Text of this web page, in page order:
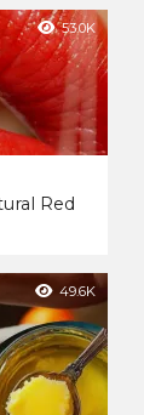
53.0K
Red
49.6K